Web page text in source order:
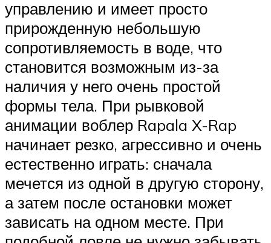
управлению и имеет просто
прирожденную небольшую
сопротивляемость в воде, что
становится возможным из-за
наличия у него очень простой
формы тела. При рывковой
анимации воблер Rapala X-Rap
начинает резко, агрессивно и очень
естественно играть: сначала
мечется из одной в другую сторону,
а затем после остановки может
зависать на одном месте. При